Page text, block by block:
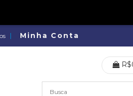
Minha Conta
R$